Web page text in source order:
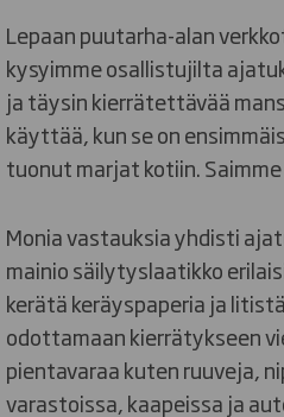
Lepaan puutarha-alan
kysyimme osallistujilta
ja täysin kierrätettävää
käyttää, kun se on
tuonut marjat kotiin.
Monia vastauksia yhdisti
mainio säilytyslaatikko
kerätä keräyspaperia ja
odottamaan kierrätykseen
pientavaraa kuten ruuveja,
varastoissa, kaapeissa ja